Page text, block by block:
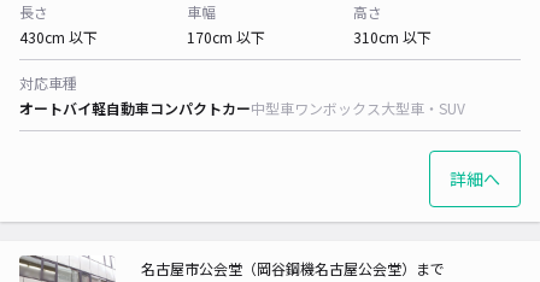
長さ
430cm 以下
車幅
170cm 以下
高さ
310cm 以下
対応車種
オートバイ軽自動車コンパクトカー中型車ワンボックス大型車・SUV
詳細へ
名古屋市公会堂（岡谷鋼機名古屋公会堂）まで